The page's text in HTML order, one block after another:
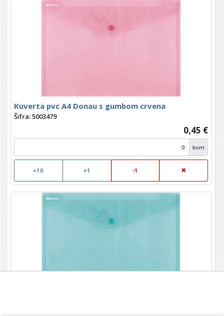
Kuverta pvc A4 Donau s gumbom crvena
Šifra: 5003479
0,45 €
kom
+10 +1 -1